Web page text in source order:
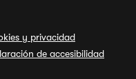
y privacidad
de accesibilidad